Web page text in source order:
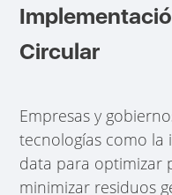
Circular
Empresas y
tecnologías como la
data para optimizar
minimizar residuos